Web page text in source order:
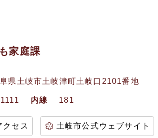
家庭課
県土岐市土岐津町土岐口2101番地
内線 181
クセス 土岐市公式ウェブサイト